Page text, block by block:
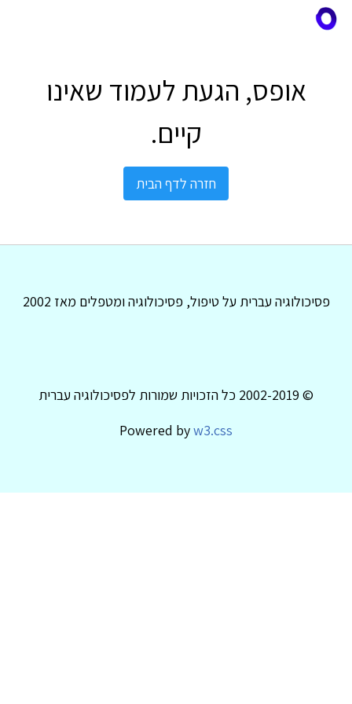
אופס, הגעת לעמוד שאינו
קיים.
חזרה לדף הבית
פסיכולוגיה עברית על טיפול, פסיכולוגיה ומטפלים מאז 2002
© 2002-2019 כל הזכויות שמורות לפסיכולוגיה עברית
Powered byw3.css